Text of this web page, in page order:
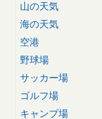
山の天気
海の天気
空港
野球場
サッカー場
ゴルフ場
キャンプ場